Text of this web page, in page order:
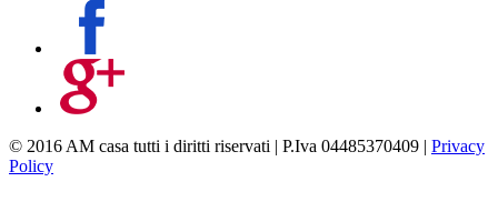
© 2016 AM casa tutti i diritti riservati | P.Iva 04485370409 | Privacy
Policy